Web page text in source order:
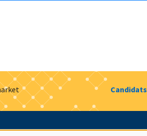
Candidats
des cookies Intranet